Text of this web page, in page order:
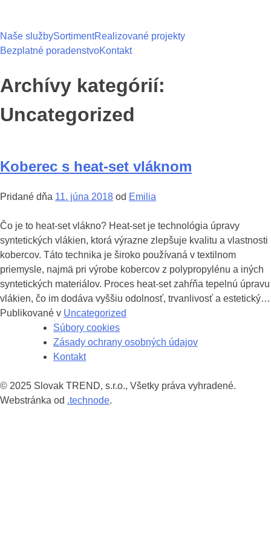
obsah
Naše službySortimentRealizované projekty
Bezplatné poradenstvoKontakt
Archívy kategórií:
Uncategorized
Koberec s heat-set vláknom
Pridané dňa 11. júna 2018 od Emilia
Čo je to heat-set vlákno? Heat-set je technológia úpravy
syntetických vlákien, ktorá výrazne zlepšuje kvalitu a vlastnosti
kobercov. Táto technika je široko používaná v textilnom
priemysle, najmä pri výrobe kobercov z polypropylénu a iných
syntetických materiálov. Proces heat-set zahŕňa tepelnú úpravu
vlákien, čo im dodáva vyššiu odolnosť, trvanlivosť a estetický…
Publikované v Uncategorized
NavigáciaSúbory cookies
Zásady ochrany osobných údajov
Kontakt
© 2025 Slovak TREND, s.r.o., Všetky práva vyhradené.
Webstránka od .technode.